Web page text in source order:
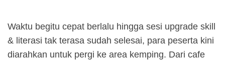
Waktu begitu cepat berlalu hingga sesi upgrade skill
& literasi tak terasa sudah selesai, para peserta kini
diarahkan untuk pergi ke area kemping. Dari cafe